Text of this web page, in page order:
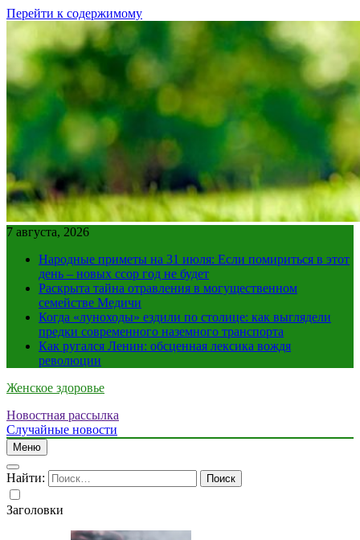
Перейти к содержимому
7 августа, 2026
Народные приметы на 31 июля: Если помириться в этот
день – новых ссор год не будет
Раскрыта тайна отравления в могущественном
семействе Медичи
Когда «луноходы» ездили по столице: как выглядели
предки современного наземного транспорта
Как ругался Ленин: обсценная лексика вождя
революции
Женское здоровье
Новостная рассылка
Случайные новости
Меню
Найти:
Заголовки